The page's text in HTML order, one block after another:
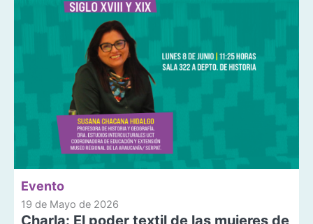
Evento
19 de Mayo de 2026
Charla: El poder textil de las mujeres de